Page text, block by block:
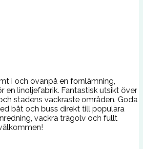
i och ovanpå en fornlämning,
en linoljefabrik. Fantastisk utsikt över
stadens vackraste områden. Goda
båt och buss direkt till populära
vackra trägolv och fullt